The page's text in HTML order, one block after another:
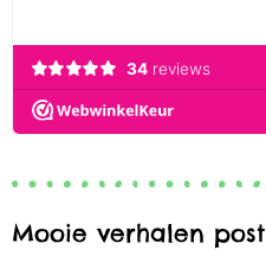
Mooie verhalen post